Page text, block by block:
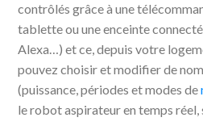
contrôlés grâce à une
tablette ou une enceinte
Alexa…) et ce, depuis votre
pouvez choisir et modifier de
(puissance, périodes et modes de
le robot aspirateur en temps